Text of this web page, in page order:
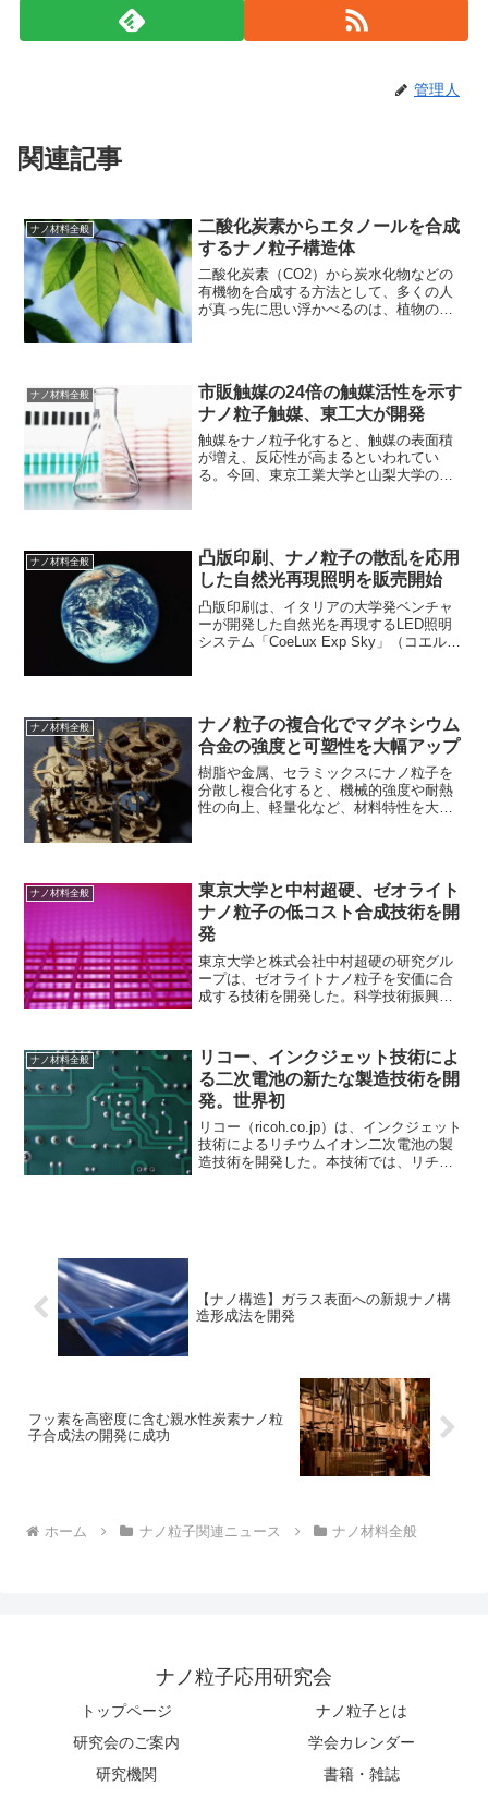
管理人
関連記事
ナノ材料全般
二酸化炭素からエタノールを合成
するナノ粒子構造体
二酸化炭素（CO2）から炭水化物などの
有機物を合成する方法として、多くの人
が真っ先に思い浮かべるのは、植物の
ナノ材料全般
市販触媒の24倍の触媒活性を示す
ナノ粒子触媒、東工大が開発
触媒をナノ粒子化すると、触媒の表面積
が増え、反応性が高まるといわれてい
る。今回、東京工業大学と山梨大学の研
触媒が、炭化水素の酸化...
ナノ材料全般
凸版印刷、ナノ粒子の散乱を応用
した自然光再現照明を販売開始
凸版印刷は、イタリアの大学発ベンチャ
ーが開発した自然光を再現するLED照明
システム「CoeLux Exp Sky」（コエルク
ナノ材料全般
ナノ粒子の複合化でマグネシウム
合金の強度と可塑性を大幅アップ
樹脂や金属、セラミックスにナノ粒子を
分散し複合化すると、機械的強度や耐熱
性の向上、軽量化など、材料特性を大幅
世界中で...
ナノ材料全般
東京大学と中村超硬、ゼオライト
ナノ粒子の低コスト合成技術を開
発
東京大学と株式会社中村超硬の研究グル
ープは、ゼオライトナノ粒子を安価に合
成する技術を開発した。科学技術振興機
技術を確立～透明吸湿性包材の実現や温
感化粧品などへの応用が...
ナノ材料全般
リコー、インクジェット技術によ
る二次電池の新たな製造技術を開
発。世界初
リコー（ricoh.co.jp）は、インクジェット
技術によるリチウムイオン二次電池の製
造技術を開発した。本技術では、リチウ
【ナノ構造】ガラス表面への新規ナノ構
造形成法を開発
フッ素を高密度に含む親水性炭素ナノ粒
子合成法の開発に成功
ホーム ナノ粒子関連ニュース ナノ材料全般
ナノ粒子応用研究会
トップページ
ナノ粒子とは
研究会のご案内
学会カレンダー
研究機関
書籍・雑誌